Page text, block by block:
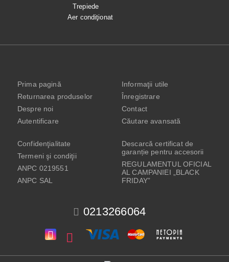
Trepiede
Aer condiţionat
0213266064
Prima pagină
Returnarea produselor
Despre noi
Autentificare
Informaţii utile
Înregistrare
Contact
Căutare avansată
Confidenţialitate
Termeni şi condiţii
ANPC 0219551
ANPC SAL
Descarcă certificat de
garanție pentru accesorii
REGULAMENTUL OFICIAL
AL CAMPANIEI „BLACK
FRIDAY”